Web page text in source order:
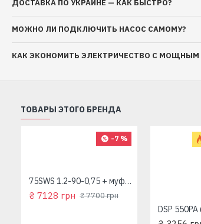
ДОСТАВКА ПО УКРАИНЕ — КАК БЫСТРО?
МОЖНО ЛИ ПОДКЛЮЧИТЬ НАСОС САМОМУ?
КАК ЭКОНОМИТЬ ЭЛЕКТРИЧЕСТВО С МОЩНЫМ
ТОВАРЫ ЭТОГО БРЕНДА
-7 %
75SWS 1.2-90-0,75 + муфта "Насосы плюс Оборудование"
₴ 7128 грн ₴ 7700 грн